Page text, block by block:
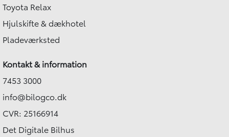
Toyota Relax
Hjulskifte & dækhotel
Pladeværksted
Kontakt & information
7453 3000
info@bilogco.dk
CVR: 25166914
Det Digitale Bilhus